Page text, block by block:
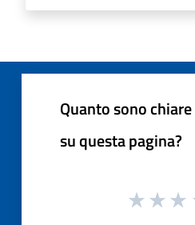
Quanto sono
su questa pagina?